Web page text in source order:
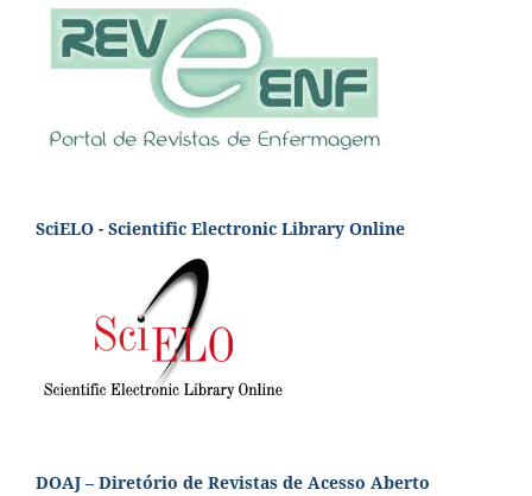
SciELO - Scientific Electronic Library Online
DOAJ – Diretório de Revistas de Acesso Aberto